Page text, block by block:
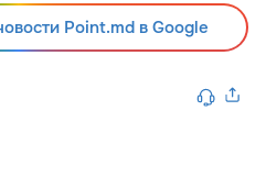
Point.md в Google